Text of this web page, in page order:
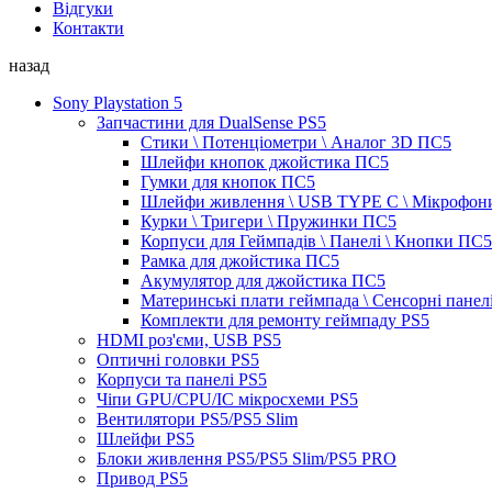
Відгуки
Контакти
назад
Sony Playstation 5
Запчастини для DualSense PS5
Стики \ Потенціометри \ Аналог 3D ПС5
Шлейфи кнопок джойстика ПС5
Гумки для кнопок ПС5
Шлейфи живлення \ USB TYPE C \
Курки \ Тригери \ Пружинки ПС5
Корпуси для Геймпадів \ Панелі \ Кнопки ПС5
Рамка для джойстика ПС5
Акумулятор для джойстика ПС5
Материнські плати геймпада \ Сенсорні
Комплекти для ремонту геймпаду PS5
HDMI роз'єми, USB PS5
Оптичні головки PS5
Корпуси та панелі PS5
Чіпи GPU/CPU/IC мікросхеми PS5
Вентилятори PS5/PS5 Slim
Шлейфи PS5
Блоки живлення PS5/PS5 Slim/PS5 PRO
Привод PS5